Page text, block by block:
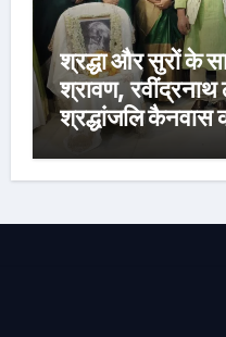
श्रद्धा और सुरों के
श्रावण, रवींद्रनाथ
श्रद्धांजलि कैनवास
बांधा समां